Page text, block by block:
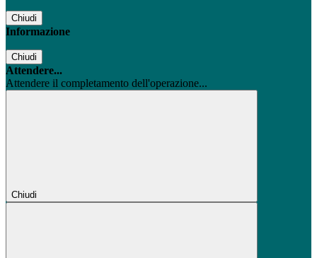
Chiudi
Informazione
Chiudi
Attendere...
Attendere il completamento dell'operazione...
Chiudi